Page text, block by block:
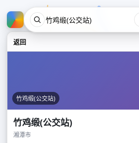
返回
竹鸡缎(公交站)
竹鸡缎(公交站)
湘潭市